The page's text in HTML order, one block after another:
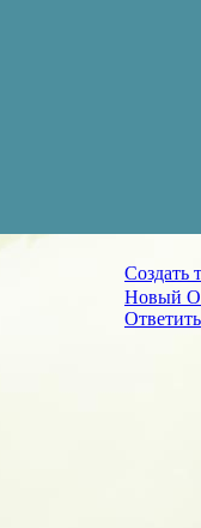
Создать
Новый
Ответить